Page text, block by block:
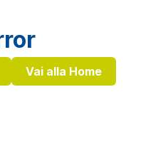
Vai alla Home